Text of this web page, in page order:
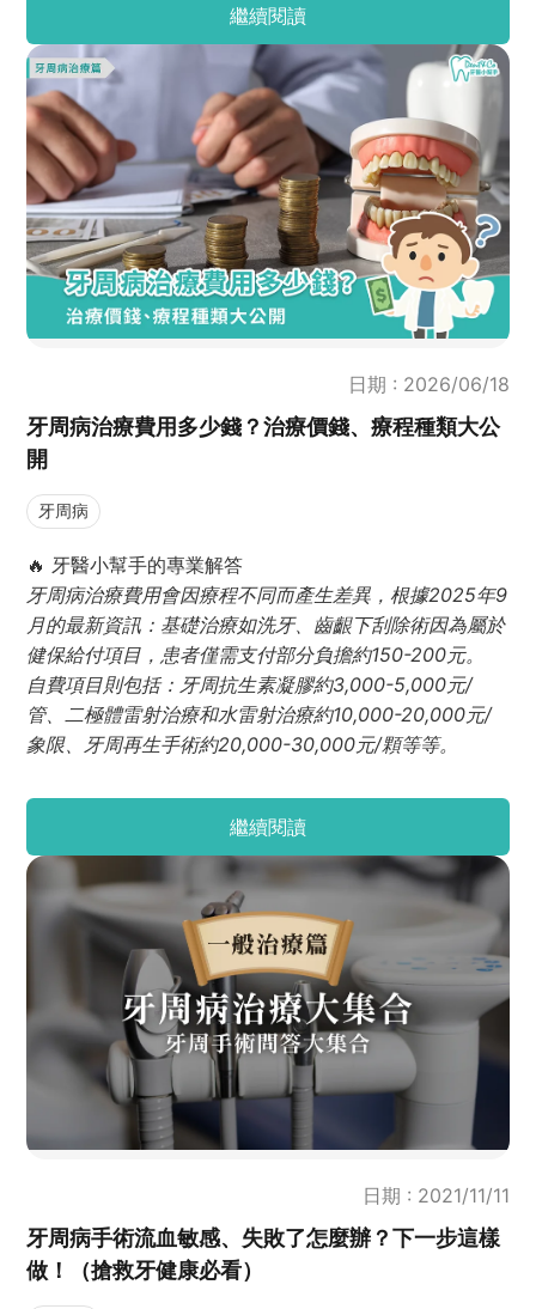
繼續閱讀
日期 : 2026/06/18
牙周病治療費用多少錢？治療價錢、療程種類大公
開
牙周病
🔥 牙醫小幫手的專業解答
牙周病治療費用會因療程不同而產生差異，根據2025年9
月的最新資訊：基礎治療如洗牙、齒齦下刮除術因為屬於
健保給付項目，患者僅需支付部分負擔約150-200元。
自費項目則包括：牙周抗生素凝膠約3,000-5,000元/
管、二極體雷射治療和水雷射治療約10,000-20,000元/
象限、牙周再生手術約20,000-30,000元/顆等等。
繼續閱讀
日期 : 2021/11/11
牙周病手術流血敏感、失敗了怎麼辦？下一步這樣
做！（搶救牙健康必看）